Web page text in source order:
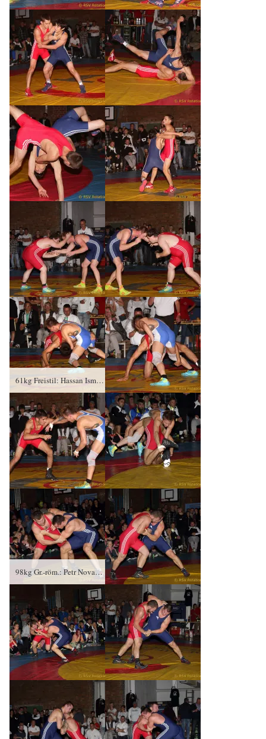
61kg Freistil: Hassan Ismail, KSC Motor Jena gegen Sven Camin (blaues Trikot), RSV Rotation Greiz – 0:3/PS/2:14/06:00
98kg Gr.-röm.: Petr Novak, KSC Motor Jena gegen Łukasz Konera (blaues Trikot), RSV Rotation Greiz – 0:1/PS/0:2/06:00